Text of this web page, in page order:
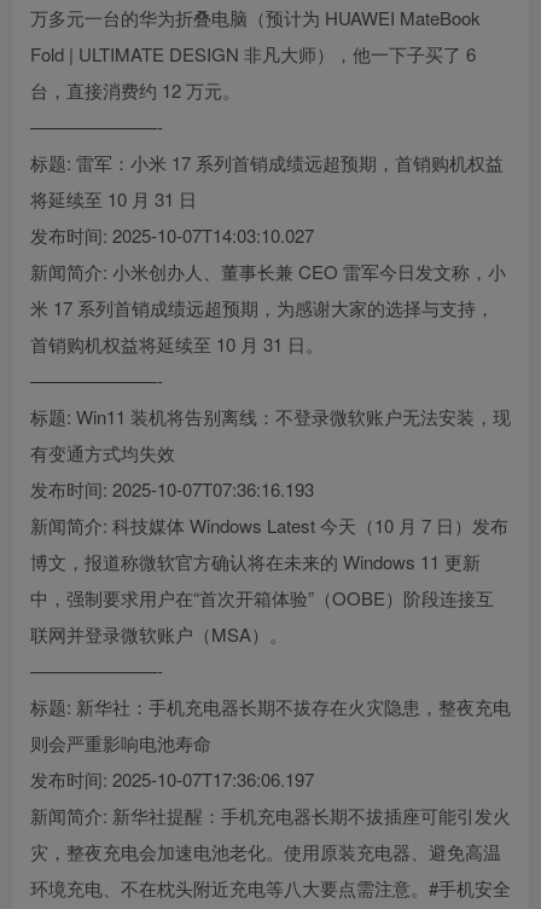
万多元一台的华为折叠电脑（预计为 HUAWEI MateBook
Fold | ULTIMATE DESIGN 非凡大师），他一下子买了 6
台，直接消费约 12 万元。
———————-
标题: 雷军：小米 17 系列首销成绩远超预期，首销购机权益
将延续至 10 月 31 日
发布时间: 2025-10-07T14:03:10.027
新闻简介: 小米创办人、董事长兼 CEO 雷军今日发文称，小
米 17 系列首销成绩远超预期，为感谢大家的选择与支持，
首销购机权益将延续至 10 月 31 日。
———————-
标题: Win11 装机将告别离线：不登录微软账户无法安装，现
有变通方式均失效
发布时间: 2025-10-07T07:36:16.193
新闻简介: 科技媒体 Windows Latest 今天（10 月 7 日）发布
博文，报道称微软官方确认将在未来的 Windows 11 更新
中，强制要求用户在“首次开箱体验”（OOBE）阶段连接互
联网并登录微软账户（MSA）。
———————-
标题: 新华社：手机充电器长期不拔存在火灾隐患，整夜充电
则会严重影响电池寿命
发布时间: 2025-10-07T17:36:06.197
新闻简介: 新华社提醒：手机充电器长期不拔插座可能引发火
灾，整夜充电会加速电池老化。使用原装充电器、避免高温
环境充电、不在枕头附近充电等八大要点需注意。#手机安全